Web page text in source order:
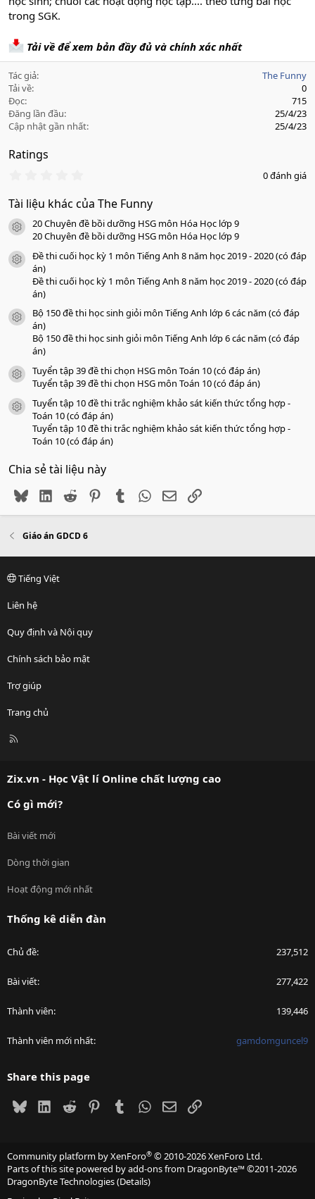
trong SGK.
Tải về để xem bản đầy đủ và chính xác nhất
Tác giả
The Funny
Tải về
0
Đọc
715
Đăng lần đầu
25/4/23
Cập nhật gần nhất
25/4/23
Ratings
0
0
s
a
o
0 đánh giá
Tài liệu khác của The Funny
icon tài liệu
20 Chuyên đề bồi dưỡng HSG môn Hóa Học lớp 9
20 Chuyên đề bồi dưỡng HSG môn Hóa Học lớp 9
icon tài liệu
Đề thi cuối học kỳ 1 môn Tiếng Anh 8 năm học 2019 - 2020 (có đáp
án)
Đề thi cuối học kỳ 1 môn Tiếng Anh 8 năm học 2019 - 2020 (có đáp
án)
icon tài liệu
Bộ 150 đề thi học sinh giỏi môn Tiếng Anh lớp 6 các năm (có đáp
án)
Bộ 150 đề thi học sinh giỏi môn Tiếng Anh lớp 6 các năm (có đáp
án)
icon tài liệu
Tuyển tập 39 đề thi chọn HSG môn Toán 10 (có đáp án)
Tuyển tập 39 đề thi chọn HSG môn Toán 10 (có đáp án)
icon tài liệu
Tuyển tập 10 đề thi trắc nghiệm khảo sát kiến thức tổng hợp -
Toán 10 (có đáp án)
Tuyển tập 10 đề thi trắc nghiệm khảo sát kiến thức tổng hợp -
Toán 10 (có đáp án)
Chia sẻ tài liệu này
BlueskyLinkedIn
Reddit PinterestTumblr WhatsApp
EmailLink
Giáo án GDCD 6
Tiếng Việt
Liên hệ
Quy định và Nội quy
Chính sách bảo mật
Trợ giúp
Trang chủ
R
Zix.vn - Học Vật lí Online chất lượng cao
Có gì mới?
Bài viết mới
Dòng thời gian
Hoạt động mới nhất
Thống kê diễn đàn
Chủ đề 237,512
Bài viết 277,422
Thành viên 139,446
Thành viên mới nhất gamdomguncel9
Share this page
BlueskyLinkedIn
Reddit PinterestTumblrWhatsApp
EmailLink
Community platform by XenForo® © 2010-2026 XenForo Ltd.
Parts of this site powered byadd-ons from DragonByte™©2011-2026
DragonByte Technologies(Details)